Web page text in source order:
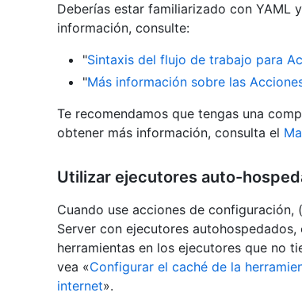
Deberías estar familiarizado con YAML
información, consulte:
"Sintaxis del flujo de trabajo para
"Más información sobre las
Te recomendamos que tengas una
obtener más información, consulta el
Utilizar ejecutores auto-
Cuando use acciones de configuración,
Server con ejecutores
herramientas en los ejecutores que no
vea «Configurar el caché de la
internet».